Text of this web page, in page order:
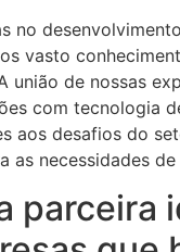
no
vasto
união de nossas
com tecnologia
aos desafios do
as necessidades
parceira